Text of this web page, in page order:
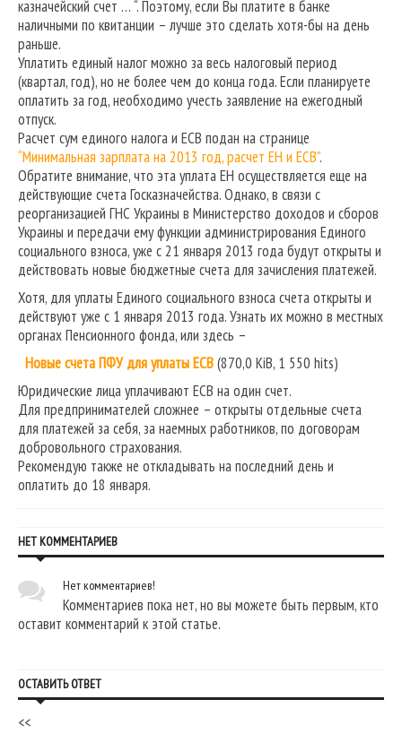
казначейский счет … “. Поэтому, если Вы платите в банке
наличными по квитанции – лучше это сделать хотя-бы на день
раньше.
Уплатить единый налог можно за весь налоговый период
(квартал, год), но не более чем до конца года. Если планируете
оплатить за год, необходимо учесть заявление на ежегодный
отпуск.
Расчет сум единого налога и ЕСВ подан на странице
“Минимальная зарплата на 2013 год, расчет ЕН и ЕСВ”.
Обратите внимание, что эта уплата ЕН осуществляется еще на
действующие счета Госказначейства. Однако, в связи с
реорганизацией ГНС Украины в Министерство доходов и сборов
Украины и передачи ему функции администрирования Единого
социального взноса, уже с 21 января 2013 года будут открыты и
действовать новые бюджетные счета для зачисления платежей.
Хотя, для уплаты Единого социального взноса счета открыты и
действуют уже с 1 января 2013 года. Узнать их можно в местных
органах Пенсионного фонда, или здесь –
Новые счета ПФУ для уплаты ЕСВ(870,0 KiB, 1 550 hits)
Юридические лица уплачивают ЕСВ на один счет.
Для предпринимателей сложнее – открыты отдельные счета
для платежей за себя, за наемных работников, по договорам
добровольного страхования.
Рекомендую также не откладывать на последний день и
оплатить до 18 января.
НЕТ КОММЕНТАРИЕВ
Нет комментариев!
Комментариев пока нет, но вы можете быть первым, кто
оставит комментарий к этой статье.
ОСТАВИТЬ ОТВЕТ
<<